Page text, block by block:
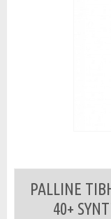
PALLINE
40+